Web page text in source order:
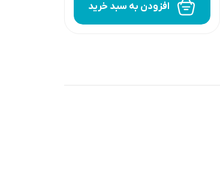
افزودن به سبد خرید